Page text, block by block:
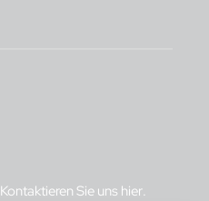
Kontaktieren Sie uns hier.